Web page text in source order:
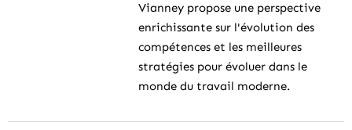
Vianney propose une perspective
enrichissante sur l'évolution des
compétences et les meilleures
stratégies pour évoluer dans le
monde du travail moderne.